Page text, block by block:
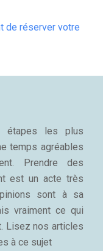
de réserver votre
étapes les plus
temps agréables
Prendre des
est un acte très
sont à sa
vraiment ce qui
Lisez nos articles
à ce sujet